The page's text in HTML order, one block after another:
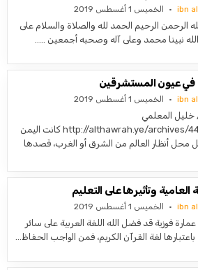
ibn الخميس 1 أغسطس 2019
الرحمن الرحيم الحمد لله والصلاة والسلام على
نبينا محمد وعلى آله وصحبه أجمعين …..
في عيون المستشرقين
ibn الخميس 1 أغسطس 2019
المعلمي
http://althawrah.ye/archives/449355 كانت اليمن
محل أنظار العالم من الشرق أو الغرب، قصدها
العامية وتأثيرها على التعليم
ibn الخميس 1 أغسطس 2019
فوزية قد فضل الله اللغة العربية على سائر
باعتبارها لغة القرآن الكريم، فمن الواجب الحفاظ…